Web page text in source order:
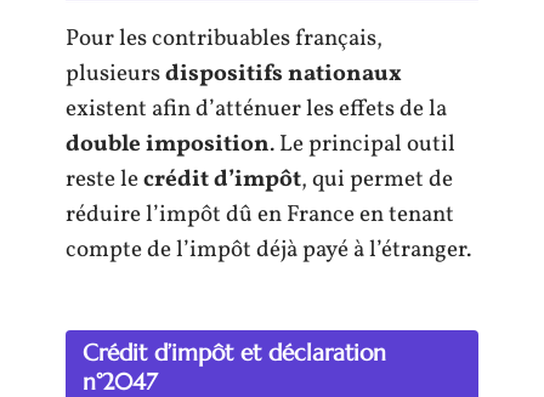
Pour les contribuables français,
plusieursdispositifs nationaux
existent afin d’atténuer les effets de la
double imposition. Le principal outil
reste lecrédit d’impôt, qui permet de
réduire l’impôt dû en France en tenant
compte de l’impôt déjà payé à l’étranger.
Crédit d’impôt et déclaration
n°2047